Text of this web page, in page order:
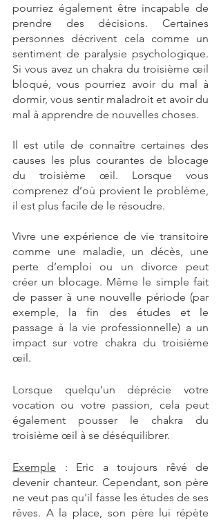
pourriez également être incapable de
prendre des décisions. Certaines
personnes décrivent cela comme un
sentiment de paralysie psychologique.
Si vous avez un chakra du troisième œil
bloqué, vous pourriez avoir du mal à
dormir, vous sentir maladroit et avoir du
mal à apprendre de nouvelles choses.
Il est utile de connaître certaines des
causes les plus courantes de blocage
du troisième œil. Lorsque vous
comprenez d’où provient le problème,
il est plus facile de le résoudre.
Vivre une expérience de vie transitoire
comme une maladie, un décès, une
perte d’emploi ou un divorce peut
créer un blocage. Même le simple fait
de passer à une nouvelle période (par
exemple, la fin des études et le
passage à la vie professionnelle) a un
impact sur votre chakra du troisième
œil.
Lorsque quelqu’un déprécie votre
vocation ou votre passion, cela peut
également pousser le chakra du
troisième œil à se déséquilibrer.
Exemple : Eric a toujours rêvé de
devenir chanteur. Cependant, son père
ne veut pas qu'il fasse les études de ses
rêves. A la place, son père lui répète